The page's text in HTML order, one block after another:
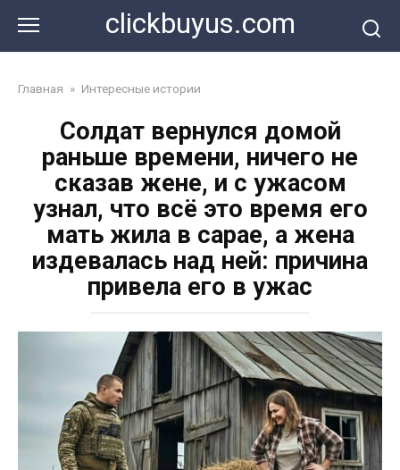
контенту
clickbuyus.com
Главная » Интересные истории
Солдат вернулся домой
раньше времени, ничего не
сказав жене, и с ужасом
узнал, что всё это время его
мать жила в сарае, а жена
издевалась над ней: причина
привела его в ужас